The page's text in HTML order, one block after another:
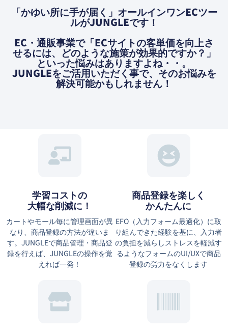
「かゆい所に⼿が届く」オールインワンECツー
ルがJUNGLEです！
EC・通販事業で「ECサイトの客単価を向上さ
せるには、どのような施策が効果的ですか？」
といった悩みはありますよね・・。
JUNGLEをご活用いただく事で、そのお悩みを
解決可能かもしれません！
学習コストの
大幅な削減に！
カートやモール毎に管理画面が異
なり、商品登録の方法が違いま
す。JUNGLEで商品管理・商品登
録を行えば、JUNGLEの操作を覚
えれば一発！
商品登録を楽しく
かんたんに
EFO（⼊⼒フォーム最適化）に取
り組んできた経験を基に、⼊⼒者
の負担を減らしストレスを軽減す
るようなフォームのUI/UXで商品
登録の労力をなくします